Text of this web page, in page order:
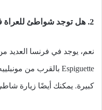
2. هل توجد شواطئ للعراة في فرنسا؟
نعم، يوجد في فرنسا
كبيرة. يمكنك أيضًا زيارة